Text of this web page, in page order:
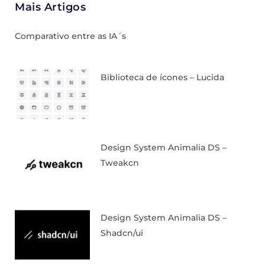
Mais Artigos
Comparativo entre as IA´s
Biblioteca de ícones – Lucida
Design System Animalia DS –
Tweakcn
Design System Animalia DS –
Shadcn/ui